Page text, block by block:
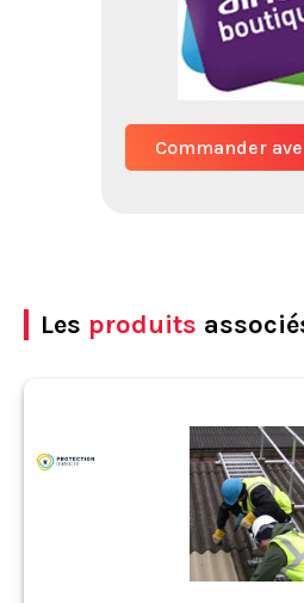
Commander
Les produits